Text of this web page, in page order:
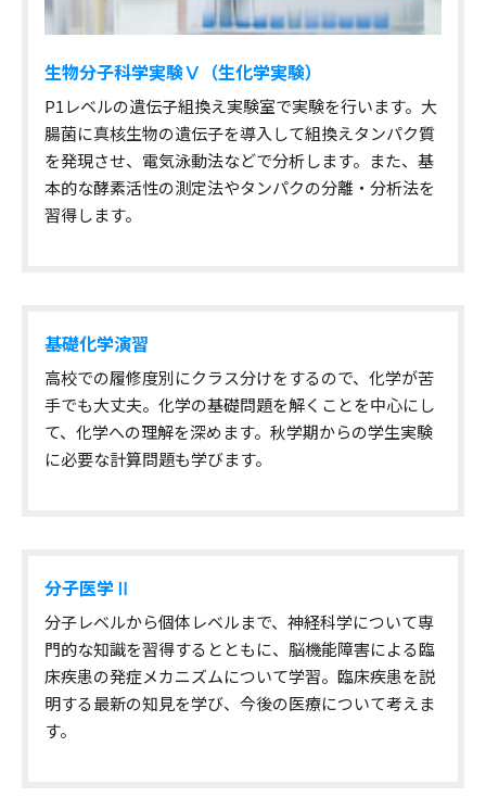
生物分子科学実験Ⅴ（生化学実験）
P1レベルの遺伝子組換え実験室で実験を行います。大
腸菌に真核生物の遺伝子を導入して組換えタンパク質
を発現させ、電気泳動法などで分析します。また、基
本的な酵素活性の測定法やタンパクの分離・分析法を
習得します。
基礎化学演習
高校での履修度別にクラス分けをするので、化学が苦
手でも大丈夫。化学の基礎問題を解くことを中心にし
て、化学への理解を深めます。秋学期からの学生実験
に必要な計算問題も学びます。
分子医学Ⅱ
分子レベルから個体レベルまで、神経科学について専
門的な知識を習得するとともに、脳機能障害による臨
床疾患の発症メカニズムについて学習。臨床疾患を説
明する最新の知見を学び、今後の医療について考えま
す。